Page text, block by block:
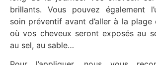
brillants. Vous pouvez également
soin préventif avant d’aller à la plage
où vos cheveux seront exposés au
au sel, au sable…